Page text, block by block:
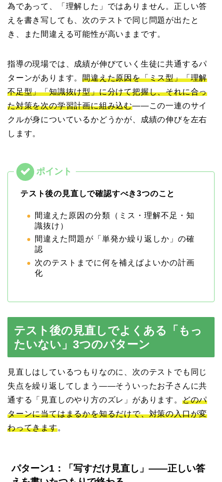
為であって、「理解した」ではありません。正しい答
えを書き写しても、次のテストで同じ問題が出たと
き、また間違える可能性が高いままです。
指導の現場では、成績が伸びていく生徒に共通するパ
ターンがあります。間違えた原因を「ミス型」「理解
不足型」「知識抜け型」に分けて把握し、それに合っ
た対策を次の学習計画に組み込む——この一連のサイ
クルが身についているかどうかが、成績の伸びを左右
します。
テスト後の見直しで確認すべき3つのこと
間違えた原因の分類（ミス・理解不足・知
識抜け）
間違えた問題が「単発か繰り返しか」の確
認
次のテストまでに何を補えばよいかの計画
化
テスト後の見直しでよくある「もっ
たいない」3つのパターン
見直しはしているつもりなのに、次のテストでも同じ
失点を繰り返してしまう——そういったお子さんに共
通する「見直しのやり方のズレ」があります。 どのパ
ターンに当てはまるかを知るだけで、対策の入口が変
わってきます。
パターン1：「写すだけ見直し」——正しい答